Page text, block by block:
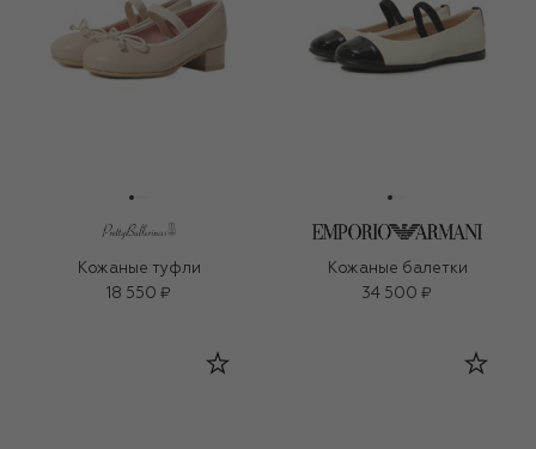
Кожаные туфли
18 550 ₽
Кожаные балетки
34 500 ₽